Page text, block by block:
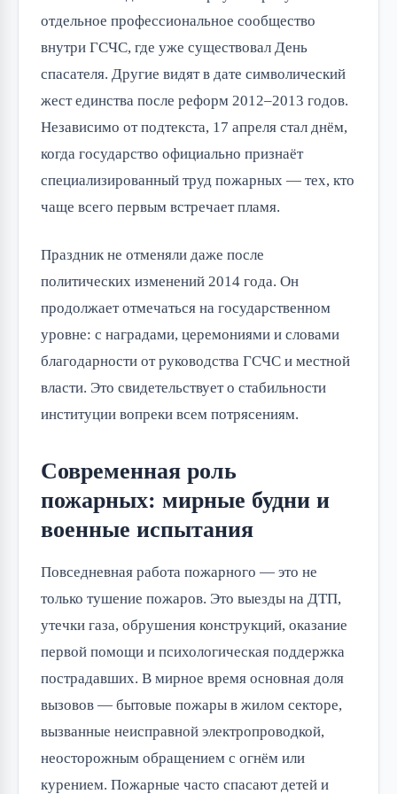
отдельное профессиональное сообщество
внутри ГСЧС, где уже существовал День
спасателя. Другие видят в дате символический
жест единства после реформ 2012–2013 годов.
Независимо от подтекста, 17 апреля стал днём,
когда государство официально признаёт
специализированный труд пожарных — тех, кто
чаще всего первым встречает пламя.
Праздник не отменяли даже после
политических изменений 2014 года. Он
продолжает отмечаться на государственном
уровне: с наградами, церемониями и словами
благодарности от руководства ГСЧС и местной
власти. Это свидетельствует о стабильности
институции вопреки всем потрясениям.
Современная роль
пожарных: мирные будни и
военные испытания
Повседневная работа пожарного — это не
только тушение пожаров. Это выезды на ДТП,
утечки газа, обрушения конструкций, оказание
первой помощи и психологическая поддержка
пострадавших. В мирное время основная доля
вызовов — бытовые пожары в жилом секторе,
вызванные неисправной электропроводкой,
неосторожным обращением с огнём или
курением. Пожарные часто спасают детей и